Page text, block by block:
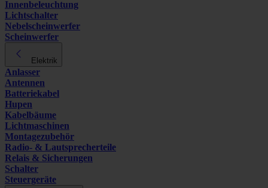
Innenbeleuchtung
Lichtschalter
Nebelscheinwerfer
Scheinwerfer
Elektrik
Anlasser
Antennen
Batteriekabel
Hupen
Kabelbäume
Lichtmaschinen
Montagezubehör
Radio- & Lautsprecherteile
Relais & Sicherungen
Schalter
Steuergeräte